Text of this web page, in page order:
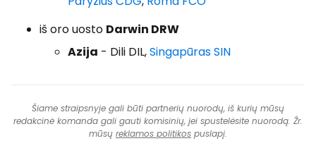
iš oro uosto Darwin DRW
Azija - Dili DIL,Singapūras SIN
Šiame straipsnyje gali būti partnerių nuorodų, iš kurių mūsų
redakcinė komanda gali gauti komisinių, jei spustelėsite nuorodą. Žr.
mūsų reklamos politikos puslapį.